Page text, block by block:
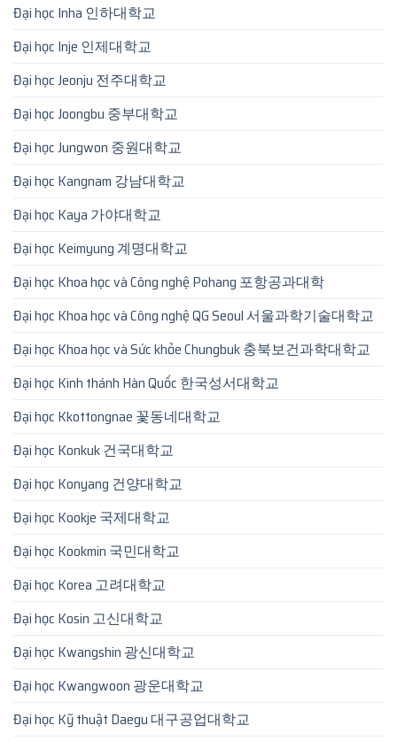
Đại học Inha 인하대학교
Đại học Inje 인제대학교
Đại học Jeonju 전주대학교
Đại học Joongbu 중부대학교
Đại học Jungwon 중원대학교
Đại học Kangnam 강남대학교
Đại học Kaya 가야대학교
Đại học Keimyung 계명대학교
Đại học Khoa học và Công nghệ Pohang 포항공과대학
Đại học Khoa học và Công nghệ QG Seoul 서울과학기술대학교
Đại học Khoa học và Sức khỏe Chungbuk 충북보건과학대학교
Đại học Kinh thánh Hàn Quốc 한국성서대학교
Đại học Kkottongnae 꽃동네대학교
Đại học Konkuk 건국대학교
Đại học Konyang 건양대학교
Đại học Kookje 국제대학교
Đại học Kookmin 국민대학교
Đại học Korea 고려대학교
Đại học Kosin 고신대학교
Đại học Kwangshin 광신대학교
Đại học Kwangwoon 광운대학교
Đại học Kỹ thuật Daegu 대구공업대학교